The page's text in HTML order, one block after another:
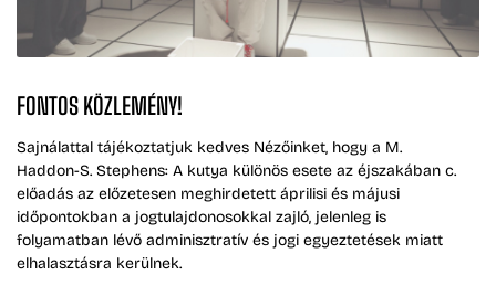
FONTOS KÖZLEMÉNY!
Sajnálattal tájékoztatjuk kedves Nézőinket, hogy a M.
Haddon-S. Stephens: A kutya különös esete az éjszakában c.
előadás az előzetesen meghirdetett áprilisi és májusi
időpontokban a jogtulajdonosokkal zajló, jelenleg is
folyamatban lévő adminisztratív és jogi egyeztetések miatt
elhalasztásra kerülnek.